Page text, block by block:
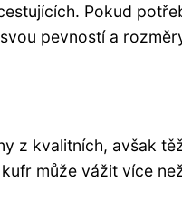
Pokud
pevností a
z kvalitních, avšak
může vážit více